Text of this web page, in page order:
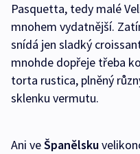
Pasquetta, tedy malé
mnohem vydatnější.
snídá jen sladký
mnohde dopřeje třeba
torta rustica, plněný
sklenku vermutu.
Ani veŠpanělsku